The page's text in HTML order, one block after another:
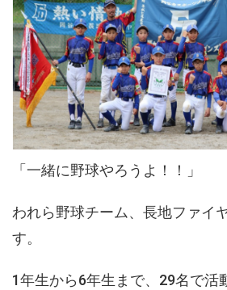
「一緒に野球やろうよ！！」
われら野球チーム、長地ファイ
す。
1年生から6年生まで、29名で活